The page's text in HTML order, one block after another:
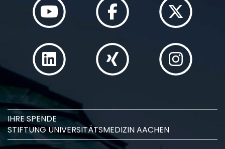
IHRE SPENDE
STIFTUNG UNIVERSITÄTSMEDIZIN AACHEN